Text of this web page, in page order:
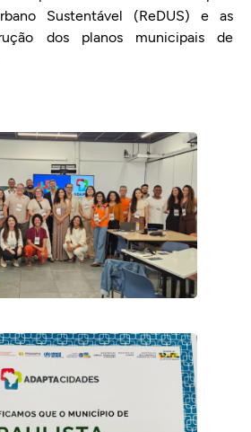
Sustentável (ReDUS) e as
dos planos municipais de